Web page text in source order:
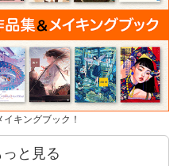
キングブック！
と見る